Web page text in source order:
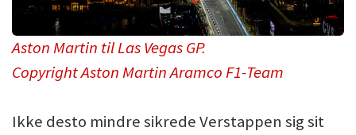
Aston Martin til Las Vegas GP.
Copyright Aston Martin Aramco F1-Team
Ikke desto mindre sikrede Verstappen sig sit